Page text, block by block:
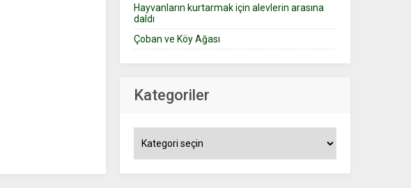
Hayvanların kurtarmak için alevlerin arasına
daldı
Çoban ve Köy Ağası
Kategoriler